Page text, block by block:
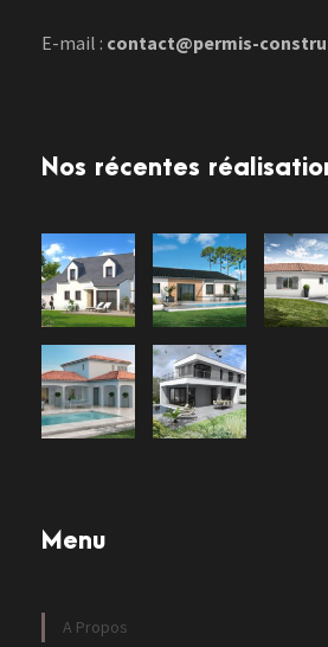
E-mail : contact@permis-
Nos récentes
Menu
A Propos